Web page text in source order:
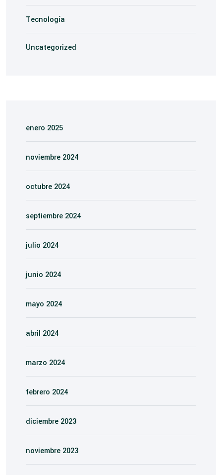
Tecnología
Uncategorized
enero 2025
noviembre 2024
octubre 2024
septiembre 2024
julio 2024
junio 2024
mayo 2024
abril 2024
marzo 2024
febrero 2024
diciembre 2023
noviembre 2023